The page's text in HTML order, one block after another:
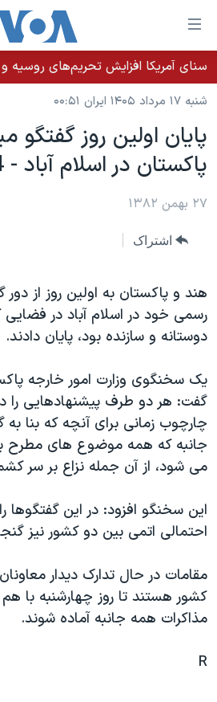
لینکهای
قابل
دسترسی
جهش
محتوای
اصلی
جهش
به
اصلی
به
جستجو
خانه
نسخه سبک وب‌سایت
موضوع ها
ایران
آمریکا
گزیده‌ها
ویژه برنامه‌ها
فرهنگ و زندگی
حقوق شهروندی
اقتصادی
علم و فناوری
گالری عکس
برنامه های تلویزیونی
جدول برنامه ها
صفحه‌های ویژه
عملیات خشم حماسی
۲۵۰سالگی آمریکا
بایگانی برنامه‌های تلویزیونی
مستندها
انتخابات ریاست جمهوری آمریکا ۲۰۲۴
حمله جمهوری اسلامی به اسرائیل
رمز مهسا
اعتراضات زن، زندگی، آزادی
تریبونال مردمی آبان ۹۸
دادگاه حمید نوری
پخش رادیویی
یادگیری زبان انگلیسی
دنبال کنید
شنبه ۱۷ مرداد ۱۴۰۵ ایران ۰۰:۵۱
پايان اولين روز گفتگو
پاکستان در اسلام آباد - 2004-02-16
۲۷ بهمن ۱۳۸۲
اشتراک
هند و پاکستان به اولين روز از
رسمی خود در اسلام آباد در
دوستانه و سازنده بود، پايان دادند.
يک سخنگوی وزارت امور خارجه
گفت: هر دو طرف پيشنهادهايی
چارچوب زمانی برای آنچه که بنا
جانبه که همه موضوع های مطرح
می شود، از آن جمله نزاع بر سر
اين سخنگو افزود: در اين
احتمالی اتمی بين دو کشور نيز
مقامات در حال تدارک ديدار
کشور هستند تا روز چهارشنبه با
مذاکرات همه جانبه آماده شوند.
R